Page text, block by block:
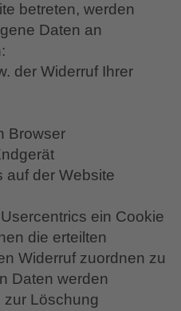
betreten, werden
Daten an
der Widerruf Ihrer
Browser
auf der Website
ein Cookie
die erteilten
Widerruf zuordnen zu
Daten werden
zur Löschung